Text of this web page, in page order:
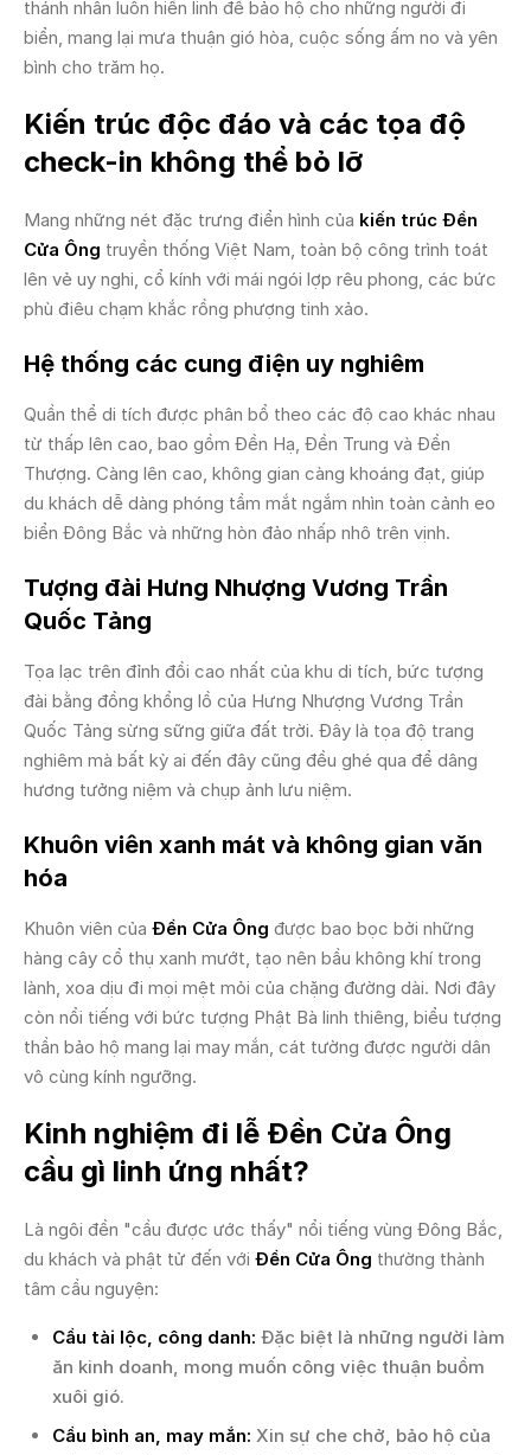
thánh nhân luôn hiển linh để bảo hộ cho những người đi
biển, mang lại mưa thuận gió hòa, cuộc sống ấm no và yên
bình cho trăm họ.
Kiến trúc độc đáo và các tọa độ
check-in không thể bỏ lỡ
Mang những nét đặc trưng điển hình của kiến trúc Đền
Cửa Ông truyền thống Việt Nam, toàn bộ công trình toát
lên vẻ uy nghi, cổ kính với mái ngói lợp rêu phong, các bức
phù điêu chạm khắc rồng phượng tinh xảo.
Hệ thống các cung điện uy nghiêm
Quần thể di tích được phân bổ theo các độ cao khác nhau
từ thấp lên cao, bao gồm Đền Hạ, Đền Trung và Đền
Thượng. Càng lên cao, không gian càng khoáng đạt, giúp
du khách dễ dàng phóng tầm mắt ngắm nhìn toàn cảnh eo
biển Đông Bắc và những hòn đảo nhấp nhô trên vịnh.
Tượng đài Hưng Nhượng Vương Trần
Quốc Tảng
Tọa lạc trên đỉnh đồi cao nhất của khu di tích, bức tượng
đài bằng đồng khổng lồ của Hưng Nhượng Vương Trần
Quốc Tảng sừng sững giữa đất trời. Đây là tọa độ trang
nghiêm mà bất kỳ ai đến đây cũng đều ghé qua để dâng
hương tưởng niệm và chụp ảnh lưu niệm.
Khuôn viên xanh mát và không gian văn
hóa
Khuôn viên của Đền Cửa Ông được bao bọc bởi những
hàng cây cổ thụ xanh mướt, tạo nên bầu không khí trong
lành, xoa dịu đi mọi mệt mỏi của chặng đường dài. Nơi đây
còn nổi tiếng với bức tượng Phật Bà linh thiêng, biểu tượng
thần bảo hộ mang lại may mắn, cát tường được người dân
vô cùng kính ngưỡng.
Kinh nghiệm đi lễ Đền Cửa Ông
cầu gì linh ứng nhất?
Là ngôi đền "cầu được ước thấy" nổi tiếng vùng Đông Bắc,
du khách và phật tử đến với Đền Cửa Ông thường thành
tâm cầu nguyện:
Cầu tài lộc, công danh: Đặc biệt là những người làm
ăn kinh doanh, mong muốn công việc thuận buồm
xuôi gió.
Cầu bình an, may mắn: Xin sự che chở, bảo hộ của